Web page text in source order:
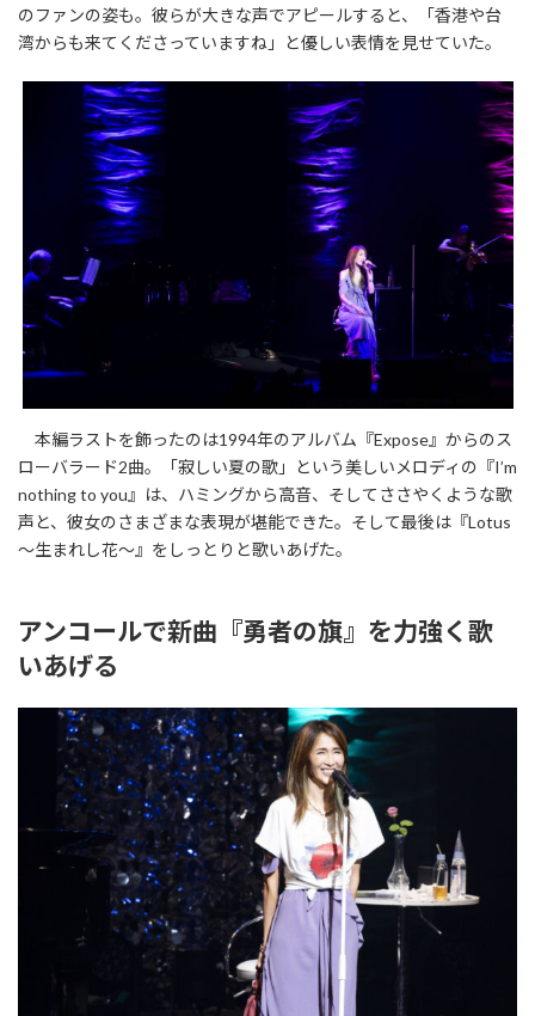
のファンの姿も。彼らが大きな声でアピールすると、「香港や台
湾からも来てくださっていますね」と優しい表情を見せていた。
本編ラストを飾ったのは1994年のアルバム『Expose』からのス
ローバラード2曲。「寂しい夏の歌」という美しいメロディの『I’m
nothing to you』は、ハミングから高音、そしてささやくような歌
声と、彼女のさまざまな表現が堪能できた。そして最後は『Lotus
～生まれし花～』をしっとりと歌いあげた。
アンコールで新曲『勇者の旗』を力強く歌
いあげる